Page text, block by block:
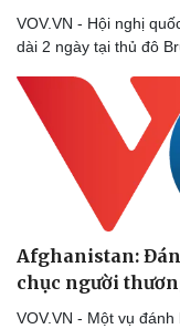
VOV.VN - Hội nghị
dài 2 ngày tại thủ đô
Afghanistan:
chục người
VOV.VN - Một vụ